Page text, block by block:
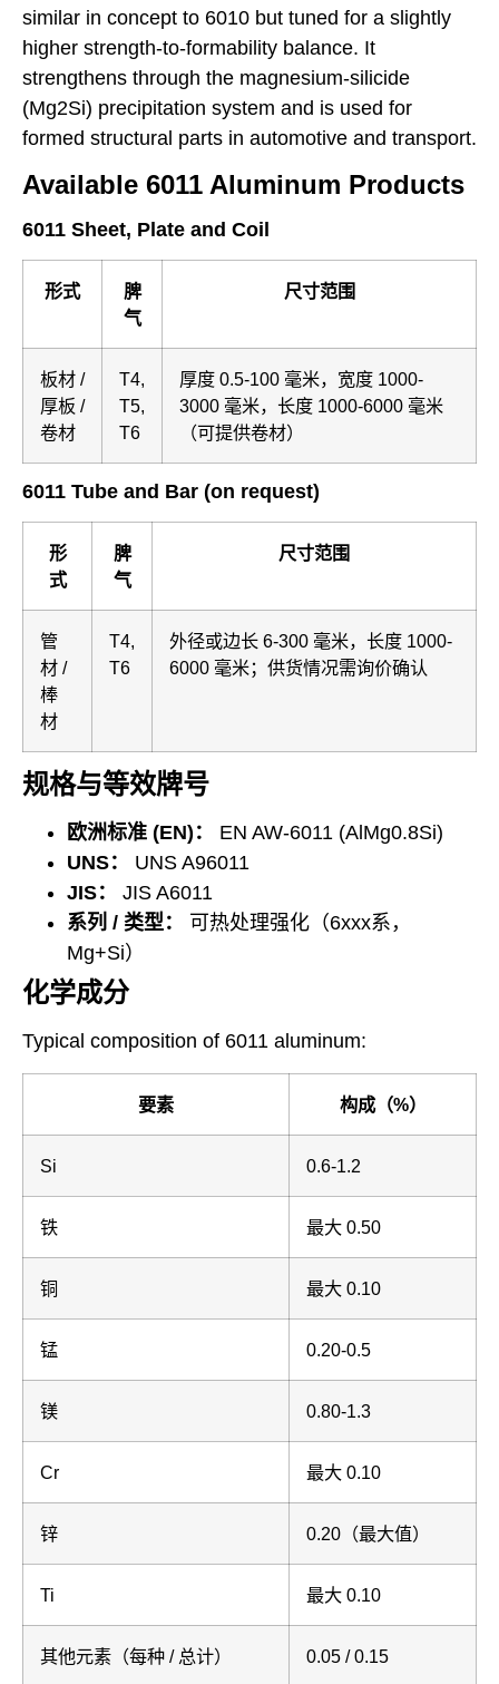
similar in concept to 6010 but tuned for a slightly
higher strength-to-formability balance. It
strengthens through the magnesium-silicide
(Mg2Si) precipitation system and is used for
formed structural parts in automotive and transport.
Available 6011 Aluminum Products
6011 Sheet, Plate and Coil
形式
脾
气
尺寸范围
板材 /
厚板 /
卷材
T4,
T5,
T6
厚度 0.5-100 毫米，宽度 1000-
3000 毫米，长度 1000-6000 毫米
（可提供卷材）
6011 Tube and Bar (on request)
形
式
脾
气
尺寸范围
管
材 /
棒
材
T4,
T6
外径或边长 6-300 毫米，长度 1000-
6000 毫米；供货情况需询价确认
规格与等效牌号
欧洲标准 (EN)：
EN AW-6011 (AlMg0.8Si)
UNS：
UNS A96011
JIS：
JIS A6011
系列 / 类型：
可热处理强化（6xxx系，
Mg+Si）
化学成分
Typical composition of 6011 aluminum:
要素 构成（%）
Si 0.6-1.2
铁 最大 0.50
铜 最大 0.10
锰 0.20-0.5
镁 0.80-1.3
Cr 最大 0.10
锌 0.20（最大值）
Ti 最大 0.10
其他元素（每种 / 总计） 0.05 / 0.15